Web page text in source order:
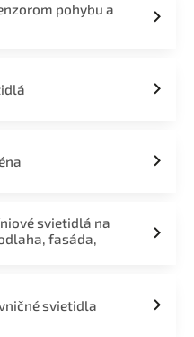
pohybu a
svietidlá na
fasáda,
svietidla